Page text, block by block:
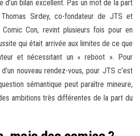
bilan excellent. Pas un mot de la part
Sirdey, co-fondateur de JTS et
Comic Con, revint plusieurs fois pour en
qui était arrivée aux limites de ce que
et nécessitant un « reboot ». Pour
nouveau rendez-vous, pour JTS c’est
sémantique peut paraître mineure,
ambitions très différentes de la part du